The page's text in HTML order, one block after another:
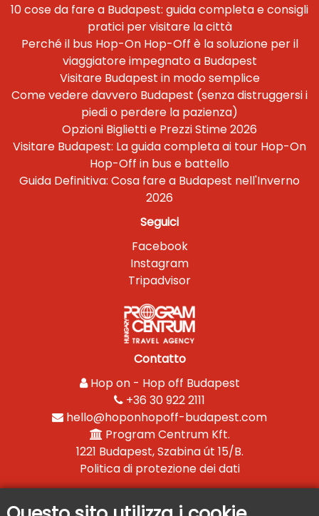
10 cose da fare a Budapest: guida completa e consigli
pratici per visitare la città
Perché il bus Hop-On Hop-Off è la soluzione per il
viaggiatore impegnato a Budapest
Visitare Budapest in modo semplice
Come vedere davvero Budapest (senza distruggersi i
piedi o perdere la pazienza)
Opzioni Biglietti e Prezzi Stime 2026
Visitare Budapest: La guida completa ai tour Hop-On
Hop-Off in bus e battello
Guida Definitiva: Cosa fare a Budapest nell'Inverno
2026
Seguici
Facebook
Instagram
Tripadvisor
Contatto
Hop on - Hop off Budapest
+36 30 922 2111
hello@hoponhopoff-budapest.com
Program Centrum Kft.
1221 Budapest, Szabina út 15/B.
Politica di protezione dei dati